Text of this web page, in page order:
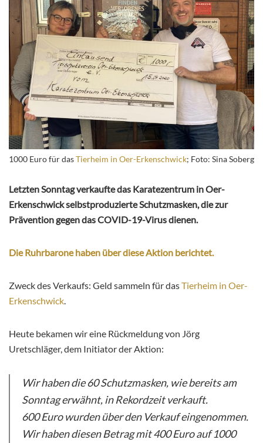
1000 Euro für dasTierheim in Oer-Erkenschwick; Foto: Sina Soberg
Letzten Sonntag verkaufte das Karatezentrum in Oer-
Erkenschwick selbstproduzierte Schutzmasken, die zur
Prävention gegen das COVID-19-Virus dienen.
Die Ruhrbarone haben über diese Aktion berichtet.
Zweck des Verkaufs: Geld sammeln für dasTierheim in Oer-
Erkenschwick.
Heute bekamen wir eine Rückmeldung von Jörg
Uretschläger, dem Initiator der Aktion:
Wir haben die 60 Schutzmasken, wie bereits am
Sonntag erwähnt, in Rekordzeit verkauft.
600 Euro wurden über den Verkauf eingenommen.
Wir haben diesen Betrag mit 400 Euro auf 1000